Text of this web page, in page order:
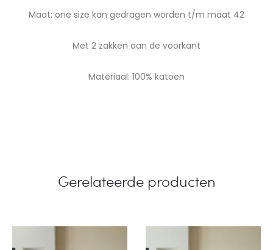
Maat: one size kan gedragen worden t/m maat 42
Met 2 zakken aan de voorkant
Materiaal: 100% katoen
Gerelateerde producten